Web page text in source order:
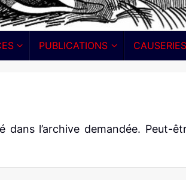
PUBLICATIONS CAUSERIES
l’archive demandée. Peut-